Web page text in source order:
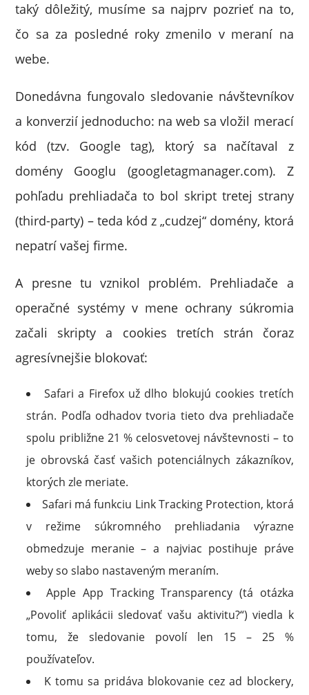
taký dôležitý, musíme sa najprv pozrieť na to,
čo sa za posledné roky zmenilo v meraní na
webe.
Donedávna fungovalo sledovanie návštevníkov
a konverzií jednoducho: na web sa vložil merací
kód (tzv. Google tag), ktorý sa načítaval z
domény Googlu (googletagmanager.com). Z
pohľadu prehliadača to bol skript tretej strany
(third-party) – teda kód z „cudzej“ domény, ktorá
nepatrí vašej firme.
A presne tu vznikol problém. Prehliadače a
operačné systémy v mene ochrany súkromia
začali skripty a cookies tretích strán čoraz
agresívnejšie blokovať:
Safari a Firefox už dlho blokujú cookies tretích
strán. Podľa odhadov tvoria tieto dva prehliadače
spolu približne 21 % celosvetovej návštevnosti – to
je obrovská časť vašich potenciálnych zákazníkov,
ktorých zle meriate.
Safari má funkciu Link Tracking Protection, ktorá
v režime súkromného prehliadania výrazne
obmedzuje meranie – a najviac postihuje práve
weby so slabo nastaveným meraním.
Apple App Tracking Transparency (tá otázka
„Povoliť aplikácii sledovať vašu aktivitu?“) viedla k
tomu, že sledovanie povolí len 15 – 25 %
používateľov.
K tomu sa pridáva blokovanie cez ad blockery,